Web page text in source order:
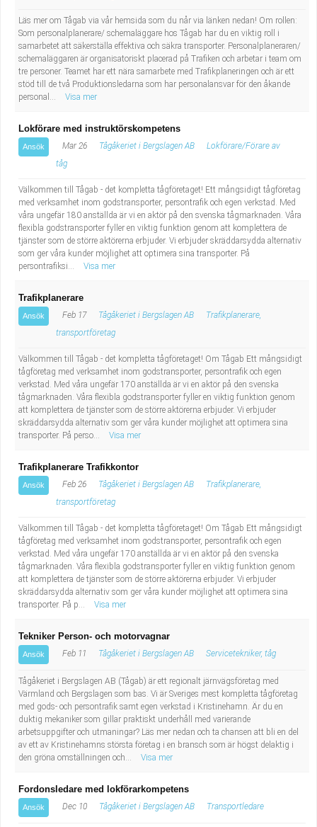
Industriell tillverkning
Installation, drift, underhåll
Kropps- och skönhetsvård
Militärt arbete
Naturbruk
Naturvetenskapligt arbete
Pedagogiskt arbete
Sanering och renhållning
Socialt arbete
Säkerhetsarbete
Tekniskt arbete
Transport
Behandlingsassistent/Socialpedagog
Tandsköterska
Budbilsförare
Lärare i fritidshem/Fritidspedagog
Taxiförare/Taxichaufför
Läkarsekreterare/Vårdadmin/Medicinsk
sekreterare
Fastighetsskötare
Informatör/Kommunikatör
Brevbärare
Sjuksköterska, grundutbildad
Kock, storhushåll
Undersköterska, vård- o specialavd. o mottagning
Bibliotekarie
Administrativ assistent
Lärare i gymnasiet
Läs mer om Tågab via vår hemsida som du når via länken nedan! Om rollen:
Som personalplanerare/ schemaläggare hos Tågab har du en viktig roll i
samarbetet att säkerställa effektiva och säkra transporter. Personalplaneraren/
schemaläggaren är organisatoriskt placerad på Trafiken och arbetar i team om
tre personer. Teamet har ett nära samarbete med Trafikplaneringen och är ett
stöd till de två Produktionsledarna som har personalansvar för den åkande
personal...
Visa mer
Lokförare med instruktörskompetens
Ansök Mar 26 Tågåkeriet i Bergslagen AB
Lokförare/Förare av
tåg
Välkommen till Tågab - det kompletta tågföretaget! Ett mångsidigt tågföretag
med verksamhet inom godstransporter, persontrafik och egen verkstad. Med
våra ungefär 180 anställda är vi en aktör på den svenska tågmarknaden. Våra
flexibla godstransporter fyller en viktig funktion genom att komplettera de
tjänster som de större aktörerna erbjuder. Vi erbjuder skräddarsydda alternativ
som ger våra kunder möjlighet att optimera sina transporter. På
persontrafiksi...
Visa mer
Trafikplanerare
Ansök Feb 17 Tågåkeriet i Bergslagen AB
Trafikplanerare,
transportföretag
Välkommen till Tågab - det kompletta tågföretaget! Om Tågab Ett mångsidigt
tågföretag med verksamhet inom godstransporter, persontrafik och egen
verkstad. Med våra ungefär 170 anställda är vi en aktör på den svenska
tågmarknaden. Våra flexibla godstransporter fyller en viktig funktion genom
att komplettera de tjänster som de större aktörerna erbjuder. Vi erbjuder
skräddarsydda alternativ som ger våra kunder möjlighet att optimera sina
transporter. På perso...
Visa mer
Trafikplanerare Trafikkontor
Ansök Feb 26 Tågåkeriet i Bergslagen AB
Trafikplanerare,
transportföretag
Välkommen till Tågab - det kompletta tågföretaget! Om Tågab Ett mångsidigt
tågföretag med verksamhet inom godstransporter, persontrafik och egen
verkstad. Med våra ungefär 170 anställda är vi en aktör på den svenska
tågmarknaden. Våra flexibla godstransporter fyller en viktig funktion genom
att komplettera de tjänster som de större aktörerna erbjuder. Vi erbjuder
skräddarsydda alternativ som ger våra kunder möjlighet att optimera sina
transporter. På p...
Visa mer
Tekniker Person- och motorvagnar
Ansök Feb 11 Tågåkeriet i Bergslagen AB Servicetekniker, tåg
Tågåkeriet i Bergslagen AB (Tågab) är ett regionalt järnvägsföretag med
Värmland och Bergslagen som bas. Vi är Sveriges mest kompletta tågföretag
med gods- och persontrafik samt egen verkstad i Kristinehamn. Är du en
duktig mekaniker som gillar praktiskt underhåll med varierande
arbetsuppgifter och utmaningar? Läs mer nedan och ta chansen att bli en del
av ett av Kristinehamns största företag i en bransch som är högst delaktig i
den gröna omställningen och...
Visa mer
Fordonsledare med lokförarkompetens
Ansök Dec 10 Tågåkeriet i Bergslagen AB Transportledare